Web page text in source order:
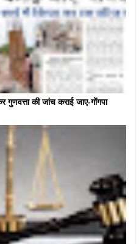
गुणवत्ता की जांच कराई जाए-गोंगपा